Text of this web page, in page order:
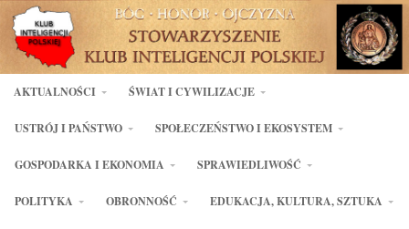
AKTUALNOŚCI ŚWIAT I CYWILIZACJE
USTRÓJ I PAŃSTWO SPOŁECZEŃSTWO I EKOSYSTEM
GOSPODARKA I EKONOMIA SPRAWIEDLIWOŚĆ
POLITYKA OBRONNOŚĆ EDUKACJA, KULTURA, SZTUKA